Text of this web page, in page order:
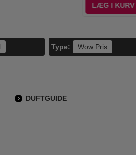
LÆG I KURV
Type: Wow Pris
DUFTGUIDE